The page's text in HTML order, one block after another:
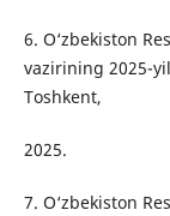
6. O‘zbekiston
vazirining 2025-
Toshkent,
2025.
7. O‘zbekiston